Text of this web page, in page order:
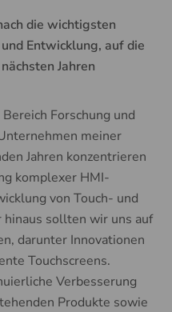
die wichtigsten
Entwicklung, auf die
Jahren
Forschung und
meiner
Jahren konzentrieren
komplexer HMI-
von Touch- und
sollten wir uns auf
darunter Innovationen
Touchscreens.
Verbesserung
Produkte sowie